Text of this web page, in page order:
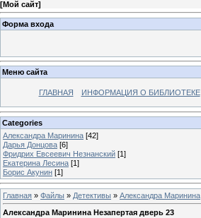
[Мой сайт]
Форма входа
Меню сайта
ГЛАВНАЯ ИНФОРМАЦИЯ О БИБЛИОТЕКЕ
Categories
Александра Маринина [42]
Дарья Донцова [6]
Фридрих Евсеевич Незнанский [1]
Екатерина Лесина [1]
Борис Акунин [1]
Главная » Файлы » Детективы » Александра Маринина
Александра Маринина Незапертая дверь 23